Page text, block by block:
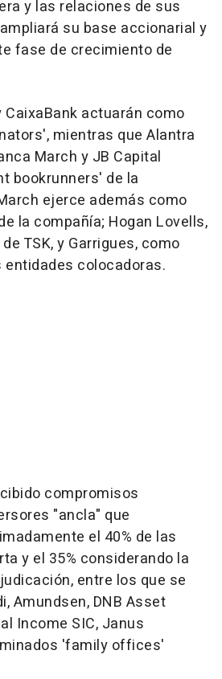
y las relaciones de sus
su base accionarial y
fase de crecimiento de
CaixaBank actuarán como
mientras que Alantra
March y JB Capital
bookrunners' de la
ejerce además como
la compañía; Hogan Lovells,
TSK, y Garrigues, como
entidades colocadoras.
compromisos
"ancla" que
el 40% de las
y el 35% considerando la
entre los que se
Amundsen, DNB Asset
Income SIC, Janus
'family offices'